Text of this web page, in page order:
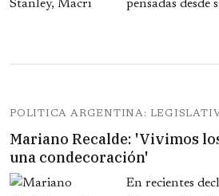
pensadas desde
POLITICA ARGENTINA:
Mariano Recalde: 'Vivimos
una condecoración'
En recientes